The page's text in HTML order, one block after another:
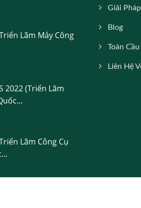
Lãm Máy Công
2022 (Triển Lãm
Lãm Công Cụ
Giải Pháp
Blog
Toàn Cầu
Liên Hệ